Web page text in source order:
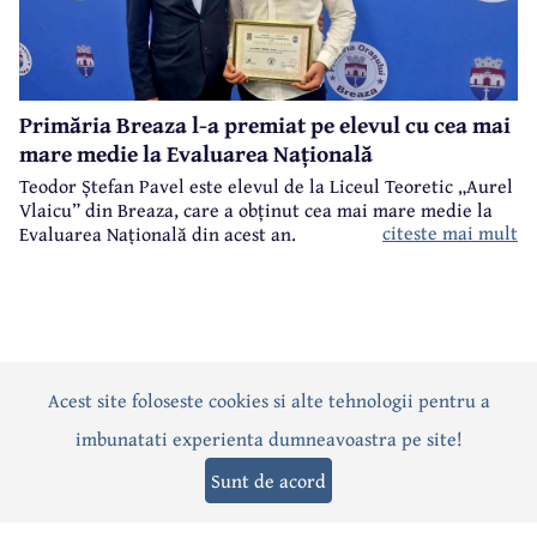
Primăria Breaza l-a premiat pe elevul cu cea mai
mare medie la Evaluarea Națională
Teodor Ștefan Pavel este elevul de la Liceul Teoretic „Aurel
Vlaicu” din Breaza, care a obținut cea mai mare medie la
Evaluarea Națională din acest an.
citeste mai mult
ActualitatePoliticăSocialEvenimentInterviuri
Editorial Sport Anunțuri
Acest site foloseste cookies si alte tehnologii pentru a
imbunatati experienta dumneavoastra pe site!
Sunt de acord